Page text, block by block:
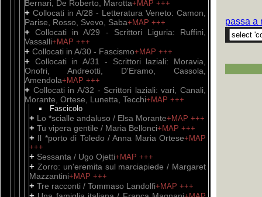
Bernari, De Roberto, Marotta+MAP +++
+ Collocati in A/28 - Letteratura Veneto: Camon,
Parise, Rosso, Svevo, Saba+MAP +++
+Collocati in A/29 - Scrittori Liguria: Ruffini,
Vassalli+MAP +++
+ Collocati in A/30 - Fascismo+MAP +++
+ Collocati in A/31 - Scrittori laziali: Moravia,
Onofri, Andreotti, D'Eramo, Cassola,
Amendola+MAP +++
+ Collocati in A/32 - Scrittori laziali: vari, Canali,
Morante, Ortese, Lunetta, Tecchi+MAP +++
Fascicolo
+ Lo *scialle andaluso / Elsa Morante+MAP +++
+ Tu vipera gentile / Maria Bellonci+MAP +++
+ Il *porto di Toledo / Anna Maria Ortese+MAP
+++
+ Sessanta / Ugo Ojetti+MAP +++
+ Zorro: un'eremita sul marciapiede / Margaret
Mazzantini+MAP +++
+ Tre racconti / Tommaso Landolfi+MAP +++
passa a